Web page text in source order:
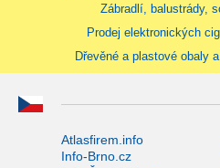
Zábradlí, balustrády,
Prodej elektronických
Dřevěné a plastové obaly
Atlasfirem.info
Info-Brno.cz